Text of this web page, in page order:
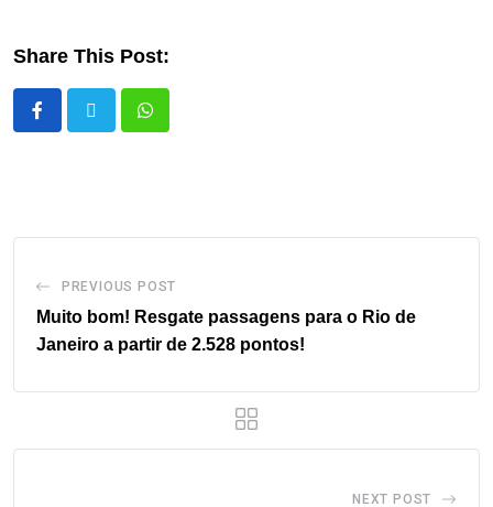
Share This Post:
PREVIOUS POST
Muito bom! Resgate passagens para o Rio de
Janeiro a partir de 2.528 pontos!
NEXT POST